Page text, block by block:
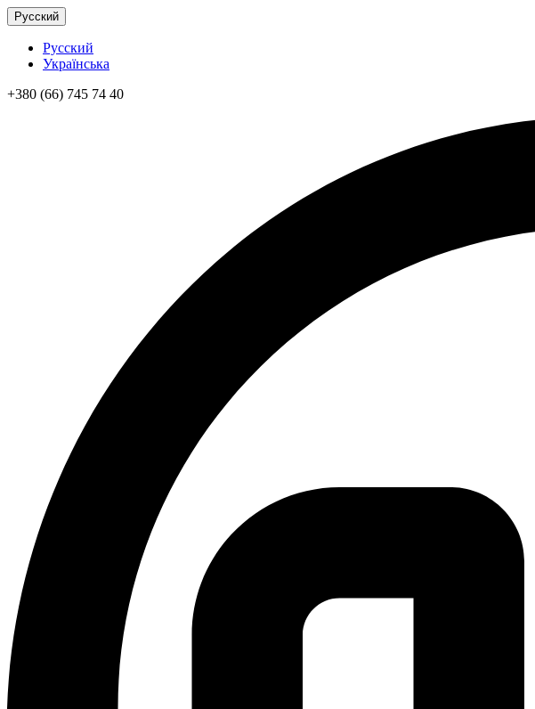
Русский
Русский
Українська
+380 (66) 745 74 40